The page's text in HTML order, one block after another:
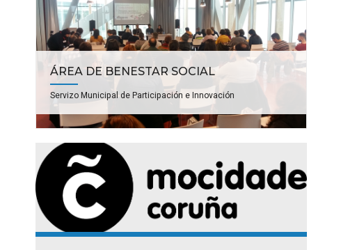
ÁREA DE BENESTAR SOCIAL
Servizo Municipal de Participación e Innovación